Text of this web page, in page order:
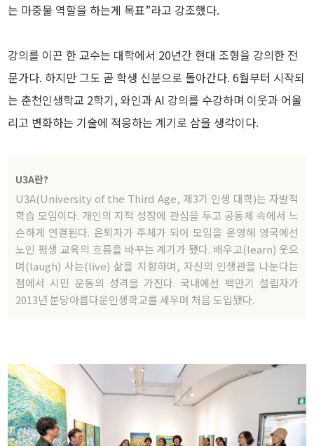
는 마중물 역할을 하는게 목표”라고 강조했다.
강의를 이끈 한 교수는 대학에서 20년간 현대 조형을 강의한 전
문가다. 하지만 그도 곧 학생 신분으로 돌아간다. 6월부터 시작되
는 춘천인생학교 2학기, 와인과 AI 강의를 수강하며 이웃과 어울
리고 변화하는 기술에 적응하는 계기로 삼을 생각이다.
U3A란?
U3A(University of the Third Age, 제3기 인생 대학)는 자발적
학습 모임이다. 개인의 지적 성장에 관심을 두고 공동체 속에서 느
슨하게 연결된다. 은퇴자가 주체가 되어 모임을 운영해 영국에선
노인 평생 교육의 흐름을 바꾸는 계기가 됐다. 배우고(learn) 웃으
며(laugh) 사는(live) 삶을 지향하며, 자신의 인생관을 나눈다는
점에서 시민 운동의 성격을 가진다. 국내에선 백만기 설립자가
2013년 분당아름다운인생학교를 세우며 처음 도입됐다.